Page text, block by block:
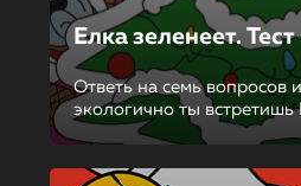
Елка зеленеет. Тест
Ответь на семь вопросов
экологично ты